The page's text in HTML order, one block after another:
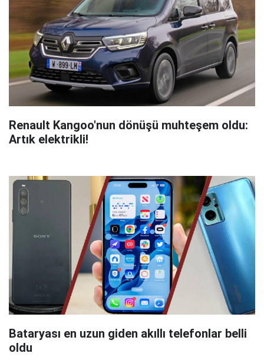
Renault Kangoo'nun dönüşü muhteşem oldu:
Artık elektrikli!
Bataryası en uzun giden akıllı telefonlar belli
oldu